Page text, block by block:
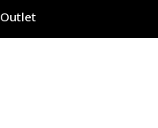
Outlet